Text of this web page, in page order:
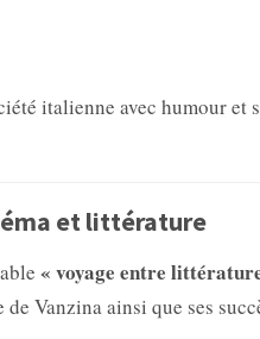
italienne avec humour et
et littérature
« voyage entre
Vanzina ainsi que ses